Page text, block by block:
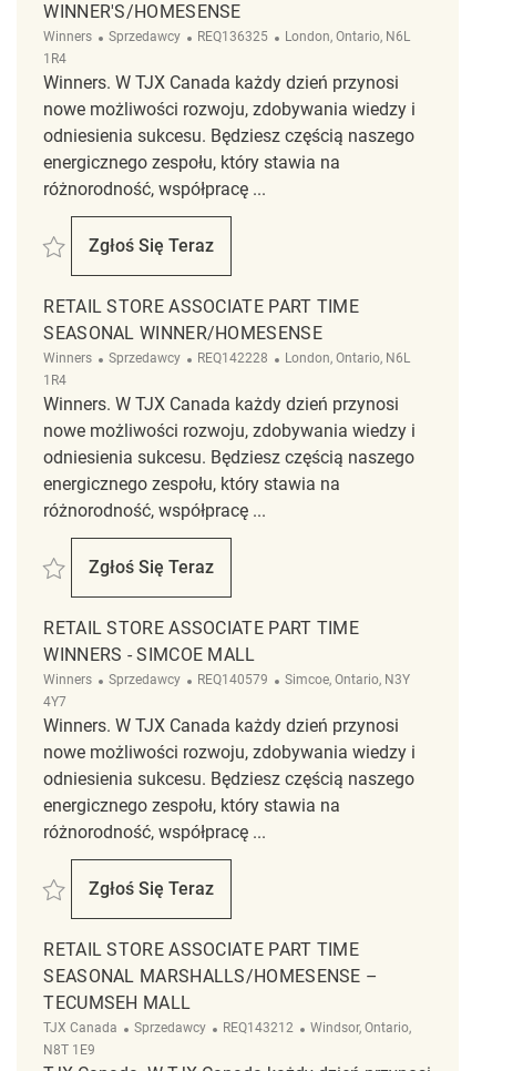
WINNER'S/HOMESENSE
Winners Kategoria
Sprzedawcy ReqId
REQ136325 Lokalizacja
London, Ontario, N6L
1R4
Winners. W TJX Canada każdy dzień przynosi
nowe możliwości rozwoju, zdobywania wiedzy i
odniesienia sukcesu. Będziesz częścią naszego
energicznego zespołu, który stawia na
różnorodność, współpracę ...
Zapisać Retail Store Associate Full Time Winner's/Homesense REQ136325
Zgłoś Się Teraz
Retail Store Associate Full Time Winner's/
RETAIL STORE ASSOCIATE PART TIME
SEASONAL WINNER/HOMESENSE
Winners Kategoria
Sprzedawcy ReqId
REQ142228 Lokalizacja
London, Ontario, N6L
1R4
Winners. W TJX Canada każdy dzień przynosi
nowe możliwości rozwoju, zdobywania wiedzy i
odniesienia sukcesu. Będziesz częścią naszego
energicznego zespołu, który stawia na
różnorodność, współpracę ...
Zapisać Retail Store Associate Part time Seasonal Winner/Homesense
Zgłoś Się Teraz
Retail Store Associate Part Time Seasonal
RETAIL STORE ASSOCIATE PART TIME
WINNERS - SIMCOE MALL
Winners Kategoria
Sprzedawcy ReqId
REQ140579 Lokalizacja
Simcoe, Ontario, N3Y
4Y7
Winners. W TJX Canada każdy dzień przynosi
nowe możliwości rozwoju, zdobywania wiedzy i
odniesienia sukcesu. Będziesz częścią naszego
energicznego zespołu, który stawia na
różnorodność, współpracę ...
Zapisać Retail Store Associate Part Time Winners - Simcoe Mall REQ140579
Zgłoś Się Teraz
Retail Store Associate Part Time Winners -
RETAIL STORE ASSOCIATE PART TIME
SEASONAL MARSHALLS/HOMESENSE –
TECUMSEH MALL
TJX Canada Kategoria
Sprzedawcy ReqId
REQ143212 Lokalizacja
Windsor, Ontario,
N8T 1E9